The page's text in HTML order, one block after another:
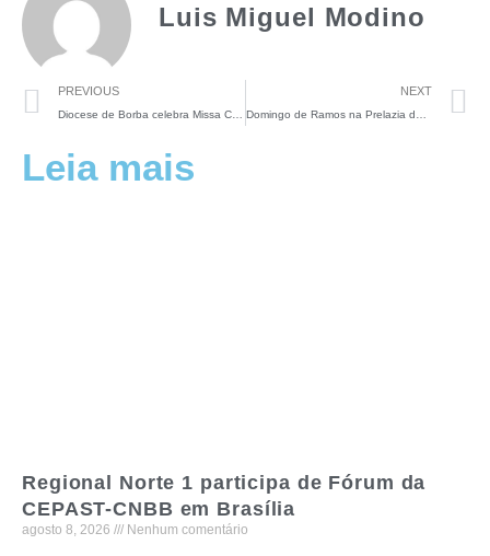
Leia mais
Regional Norte 1 participa de Fórum da
CEPAST-CNBB em Brasília
agosto 8, 2026 Nenhum comentário
Luis Miguel Modino
PREVIOUS NEXT